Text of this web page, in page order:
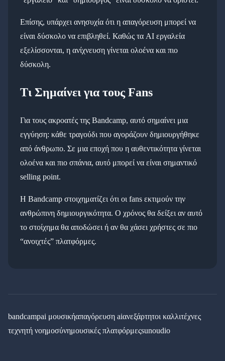
Επίσης, υπάρχει ανησυχία ότι η απαγόρευση μπορεί να
είναι δύσκολο να επιβληθεί. Καθώς τα AI εργαλεία
εξελίσσονται, η ανίχνευση γίνεται ολοένα και πιο
δύσκολη.
Τι Σημαίνει για τους Fans
Για τους ακροατές της Bandcamp, αυτό σημαίνει μια
εγγύηση: κάθε τραγούδι που αγοράζουν δημιουργήθηκε
από άνθρωπο. Σε μια εποχή που η αυθεντικότητα γίνεται
ολοένα και πιο σπάνια, αυτό μπορεί να είναι σημαντικό
selling point.
Η Bandcamp στοιχηματίζει ότι οι fans εκτιμούν την
ανθρώπινη δημιουργικότητα. Ο χρόνος θα δείξει αν αυτό
το στοίχημα θα αποδώσει ή αν θα χάσει χρήστες σε πιο
“ανοιχτές” πλατφόρμες.
bandcampai μουσικήαπαγόρευση aiανεξάρτητοι καλλιτέχνες
τεχνητή νοημοσύνημουσικές πλατφόρμεςsunoudio